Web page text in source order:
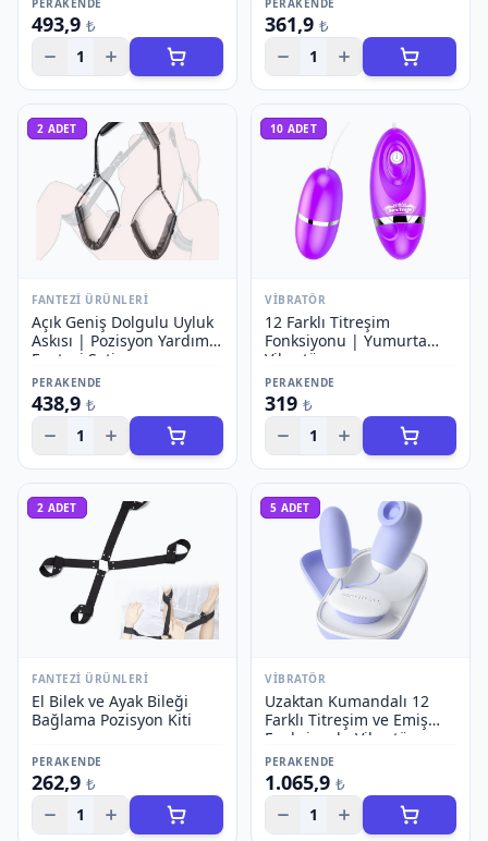
PERAKENDE
493,9 ₺
1
PERAKENDE
361,9 ₺
1
2 ADET
FANTEZI ÜRÜNLERI
Açık Geniş Dolgulu Uyluk
Askısı | Pozisyon Yardımı
Fantezi Seti
PERAKENDE
438,9 ₺
1
10 ADET
VIBRATÖR
12 Farklı Titreşim
Fonksiyonu | Yumurta
Vibratör
PERAKENDE
319 ₺
1
2 ADET
FANTEZI ÜRÜNLERI
El Bilek ve Ayak Bileği
Bağlama Pozisyon Kiti
PERAKENDE
262,9 ₺
1
5 ADET
VIBRATÖR
Uzaktan Kumandalı 12
Farklı Titreşim ve Emiş
Fonksiyonlu Vibratör
PERAKENDE
1.065,9 ₺
1